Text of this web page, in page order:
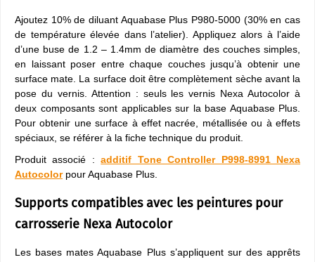
Ajoutez 10% de diluant Aquabase Plus P980-5000 (30% en cas
de température élevée dans l’atelier). Appliquez alors à l’aide
d’une buse de 1.2 – 1.4mm de diamètre des couches simples,
en laissant poser entre chaque couches jusqu’à obtenir une
surface mate. La surface doit être complètement sèche avant la
pose du vernis. Attention : seuls les vernis Nexa Autocolor à
deux composants sont applicables sur la base Aquabase Plus.
Pour obtenir une surface à effet nacrée, métallisée ou à effets
spéciaux, se référer à la fiche technique du produit.
Produit associé :additif Tone Controller P998-8991 Nexa
Autocolorpour Aquabase Plus.
Supports compatibles avec les peintures pour
carrosserie Nexa Autocolor
Les bases mates Aquabase Plus s’appliquent sur des apprêts